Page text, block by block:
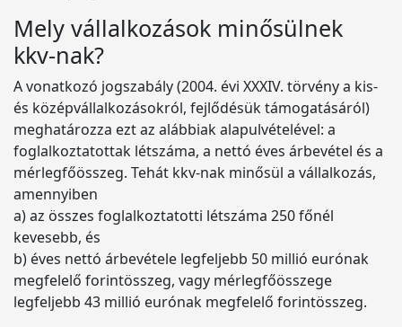
Mely vállalkozások minősülnek
kkv-nak?
A vonatkozó jogszabály (2004. évi XXXIV. törvény a kis-
és középvállalkozásokról, fejlődésük támogatásáról)
meghatározza ezt az alábbiak alapulvételével: a
foglalkoztatottak létszáma, a nettó éves árbevétel és a
mérlegfőösszeg. Tehát kkv-nak minősül a vállalkozás,
amennyiben
a) az összes foglalkoztatotti létszáma 250 főnél
kevesebb, és
b) éves nettó árbevétele legfeljebb 50 millió eurónak
megfelelő forintösszeg, vagy mérlegfőösszege
legfeljebb 43 millió eurónak megfelelő forintösszeg.